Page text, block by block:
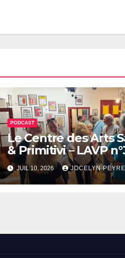
PODCAST
Le Centre des Arts
& Primitivi – LAVP
JUIL 10, 2026 JOCELYN